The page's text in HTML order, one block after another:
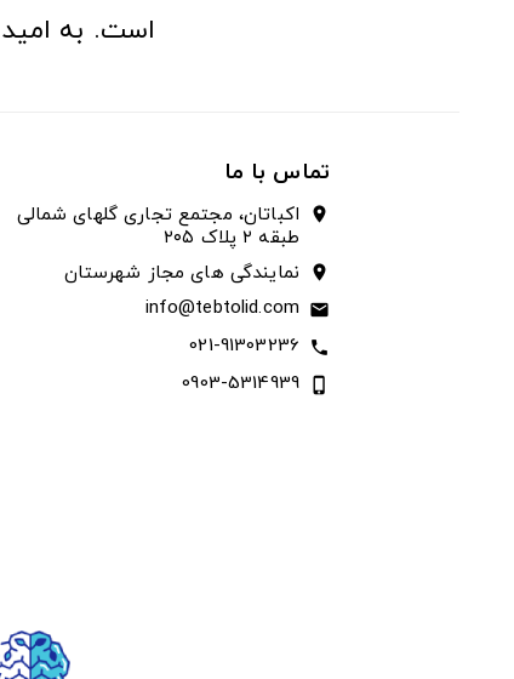
است. به
تماس با ما
location_on
اکباتان، مجتمع تجاری گلهای شمالی
طبقه ۲ پلاک ۲۰۵
location_on نمایندگی های مجاز شهرستان
email
info@tebtolid.com
call
021-91303236
phone_iphone
0903-5314939